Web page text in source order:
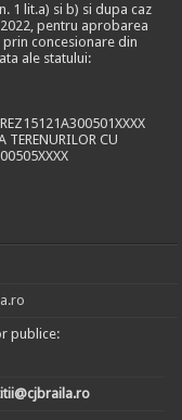
1 lit.a) si b) si dupa caz
pentru aprobarea
concesionare din
ale statului:
TERENURILOR CU
publice: